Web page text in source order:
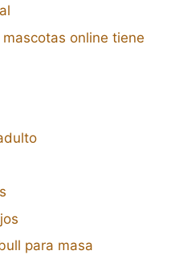
online tiene
para masa